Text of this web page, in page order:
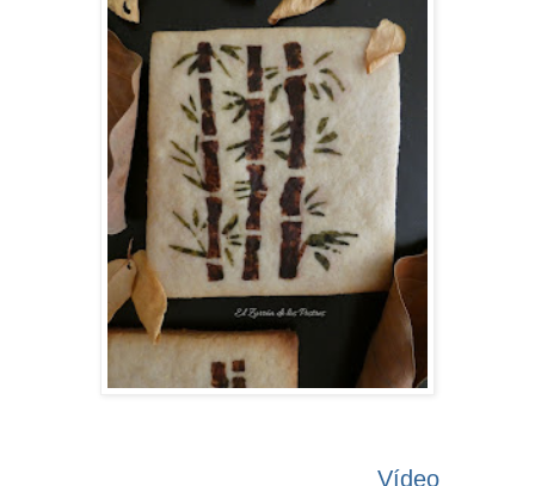
Vídeo